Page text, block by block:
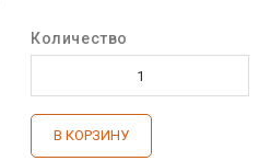
Количество
В КОРЗИНУ